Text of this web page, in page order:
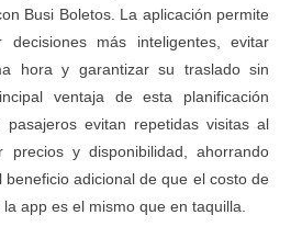
Busi Boletos. La aplicación permite
más inteligentes, evitar
hora y garantizar su traslado sin
ventaja de esta planificación
evitan repetidas visitas al
precios y disponibilidad, ahorrando
adicional de que el costo de
app es el mismo que en taquilla.